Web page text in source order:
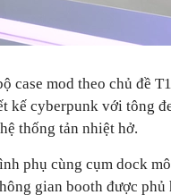
case mod theo chủ đề
kế cyberpunk với tông
thống tản nhiệt hở.
phụ cùng cụm dock
gian booth được phủ